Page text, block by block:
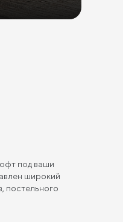
под ваши
широкий
постельного